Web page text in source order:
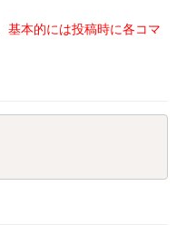
基本的には投稿時に各コマ